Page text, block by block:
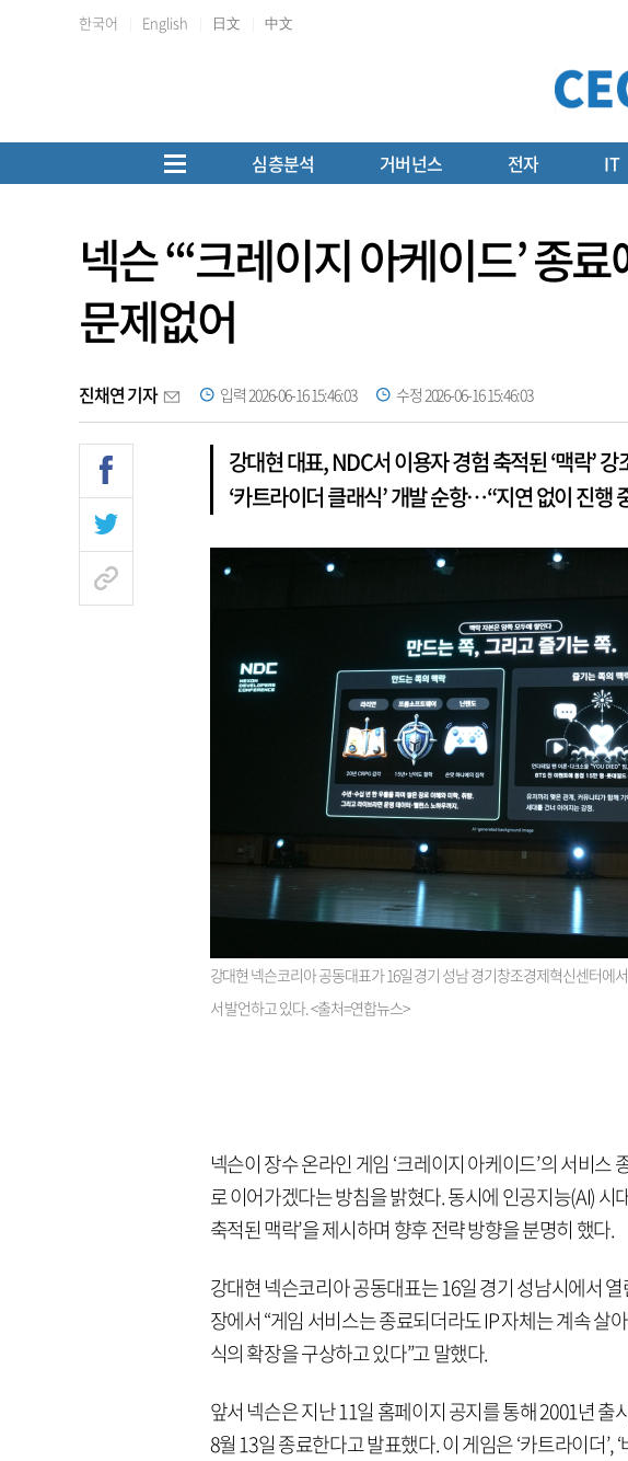
한국어 English 日文 中文
심층분석 거버넌스 전자 IT
넥슨 “‘크레이지 아케이드’ 종
문제없어
진채연 기자 입력 2026-06-16 15:46:03 수정 2026-06-16 15:46:03
강대현 대표, NDC서 이용자 경험 축적된 ‘맥락’ 강
‘카트라이더 클래식’ 개발 순항…“지연 없이 진행
강대현 넥슨코리아 공동대표가 16일 경기 성남 경기창조경제혁신센터에
서 발언하고 있다. <출처=연합뉴스>
넥슨이 장수 온라인 게임 ‘크레이지 아케이드’의 서비스
로 이어가겠다는 방침을 밝혔다. 동시에 인공지능(AI) 시
축적된 맥락’을 제시하며 향후 전략 방향을 분명히 했다.
강대현 넥슨코리아 공동대표는 16일 경기 성남시에서 열
장에서 “게임 서비스는 종료되더라도 IP 자체는 계속 살
식의 확장을 구상하고 있다”고 말했다.
앞서 넥슨은 지난 11일 홈페이지 공지를 통해 2001년 출
8월 13일 종료한다고 발표했다. 이 게임은 ‘카트라이더’,